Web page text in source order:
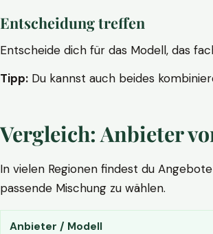
Entscheidung treffen
Entscheide dich für das Modell, das
Tipp: Du kannst auch beides
Vergleich: Anbieter
In vielen Regionen findest du
passende Mischung zu wählen.
Anbieter / Modell